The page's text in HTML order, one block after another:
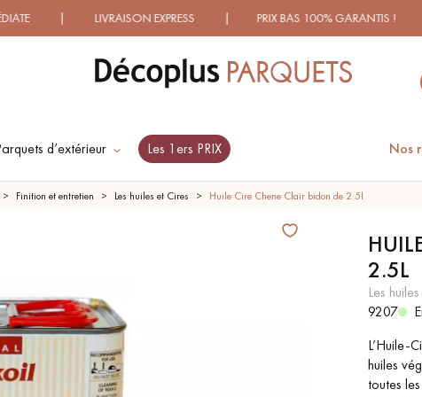
EXPRESS | PRIX BAS 100% GARANTIS ! | PLUS
d’extérieur Les 1ers PRIX Nos
RECHERCHES LES PLUS
PARQUET VIEILLI
Finition et entretien Les huiles et Cires Huile Cire Chene Clair bidon de 2.5l
2.5L
les
9207
L’Huile-
huiles
toutes